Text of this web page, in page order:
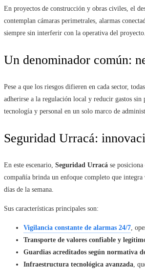
En proyectos de construcción y obras civiles, el
contemplan cámaras perimetrales, alarmas
siempre sin interferir con la operativa del proyecto.
Un denominador común:
Pese a que los riesgos difieren en cada sector,
adherirse a la regulación local y reducir gastos
tecnología y personal en un solo marco de
Seguridad Urracá:
En este escenario, Seguridad Urracá se
compañía brinda un enfoque completo que
días de la semana.
Sus características principales son:
Vigilancia constante de alarmas 24/7,
Transporte de valores confiable y
Guardias acreditados según normativa
Infraestructura tecnológica avanzada,